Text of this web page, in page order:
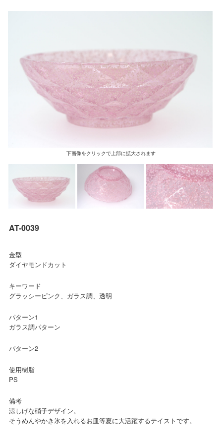
下画像をクリックで上部に拡大されます
AT-0039
金型
ダイヤモンドカット
キーワード
グラッシーピンク、ガラス調、透明
パターン1
ガラス調パターン
パターン2
使用樹脂
PS
備考
涼しげな硝子デザイン。
そうめんやかき氷を入れるお皿等夏に大活躍するテイストです。